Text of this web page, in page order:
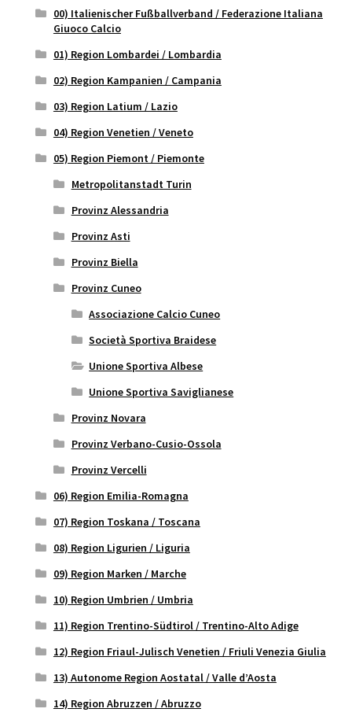
00) Italienischer Fußballverband / Federazione Italiana
Giuoco Calcio
01) Region Lombardei / Lombardia
02) Region Kampanien / Campania
03) Region Latium / Lazio
04) Region Venetien / Veneto
05) Region Piemont / Piemonte
Metropolitanstadt Turin
Provinz Alessandria
Provinz Asti
Provinz Biella
Provinz Cuneo
Associazione Calcio Cuneo
Società Sportiva Braidese
Unione Sportiva Albese
Unione Sportiva Saviglianese
Provinz Novara
Provinz Verbano-Cusio-Ossola
Provinz Vercelli
06) Region Emilia-Romagna
07) Region Toskana / Toscana
08) Region Ligurien / Liguria
09) Region Marken / Marche
10) Region Umbrien / Umbria
11) Region Trentino-Südtirol / Trentino-Alto Adige
12) Region Friaul-Julisch Venetien / Friuli Venezia Giulia
13) Autonome Region Aostatal / Valle d’Aosta
14) Region Abruzzen / Abruzzo